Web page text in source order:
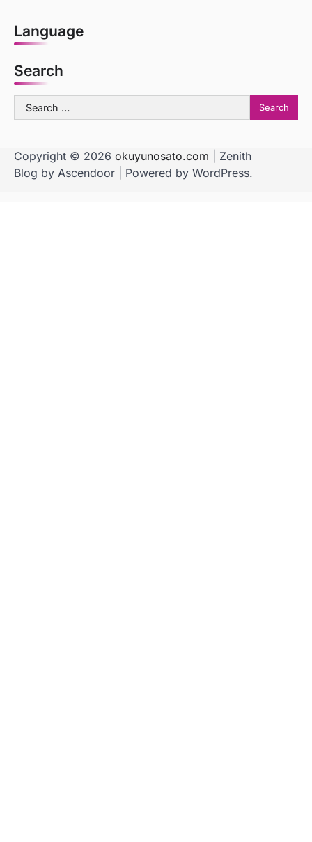
Language
Search
Search
for:
Copyright © 2026 okuyunosato.com | Zenith
Blog by Ascendoor | Powered by WordPress.